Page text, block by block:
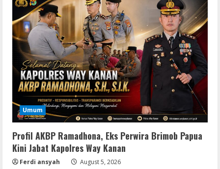
Umum
Profil AKBP Ramadhona, Eks Perwira Brimob Papua
Kini Jabat Kapolres Way Kanan
Ferdi ansyah August 5, 2026